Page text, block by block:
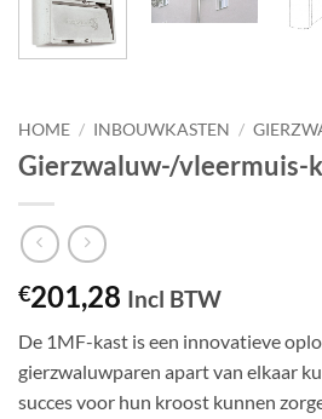
HOME / INBOUWKASTEN /
Gierzwaluw-/vleermuis-
€201,28 Incl BTW
De 1MF-kast is een innovatieve
gierzwaluwparen apart van elkaar
succes voor hun kroost kunnen